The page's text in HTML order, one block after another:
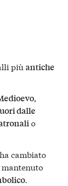
più antiche
,
dalle
o
cambiato
mantenuto
.